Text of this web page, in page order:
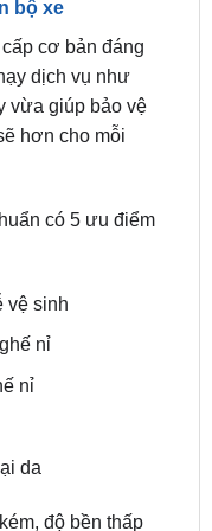
dịch vụ như
vừa giúp bảo vệ
hơn cho mỗi
sinh
độ bền thấp